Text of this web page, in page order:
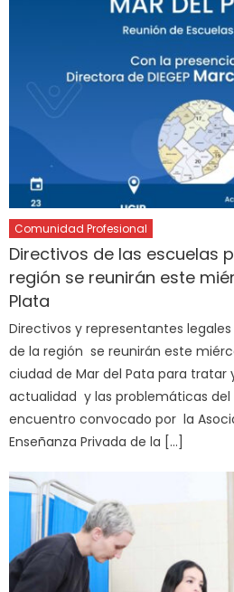
Comunidad Profesional
Directivos de las escuelas
región se reunirán este
Plata
Directivos y representantes
de la región se reunirán este
ciudad de Mar del Pata para tratar
actualidad y las problemáticas
encuentro convocado por la
Enseñanza Privada de la […]